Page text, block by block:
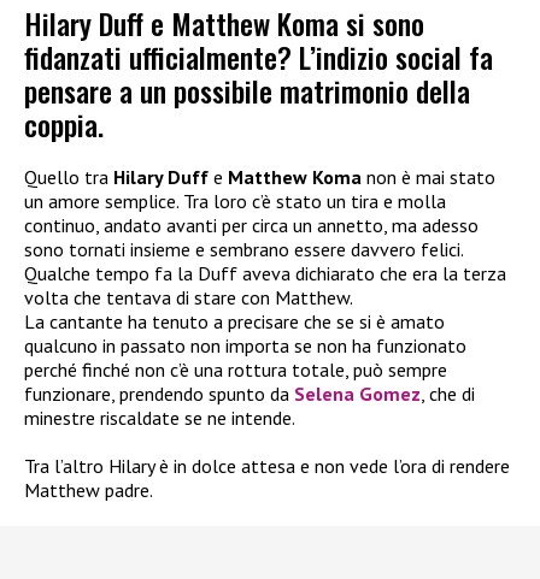
Hilary Duff e Matthew Koma si sono
fidanzati ufficialmente? L’indizio social fa
pensare a un possibile matrimonio della
coppia.
Quello tra Hilary Duff e Matthew Koma non è mai stato
un amore semplice. Tra loro c’è stato un tira e molla
continuo, andato avanti per circa un annetto, ma adesso
sono tornati insieme e sembrano essere davvero felici.
Qualche tempo fa la Duff aveva dichiarato che era la terza
volta che tentava di stare con Matthew.
La cantante ha tenuto a precisare che se si è amato
qualcuno in passato non importa se non ha funzionato
perché finché non c’è una rottura totale, può sempre
funzionare, prendendo spunto da Selena Gomez, che di
minestre riscaldate se ne intende.
Tra l’altro Hilary è in dolce attesa e non vede l’ora di rendere
Matthew padre.